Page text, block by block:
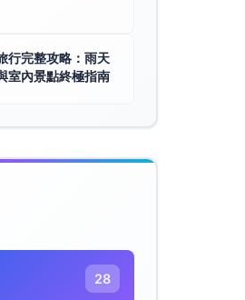
行完整攻略：雨天
室內景點終極指南
28